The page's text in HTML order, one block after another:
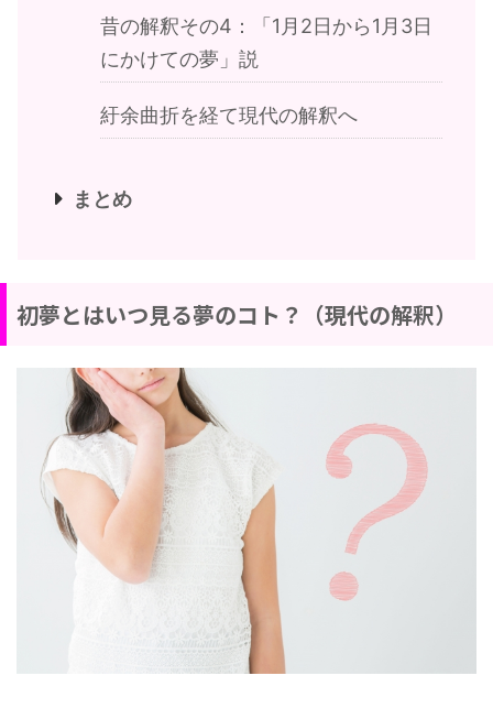
昔の解釈その4：「1月2日から1月3日
にかけての夢」説
紆余曲折を経て現代の解釈へ
まとめ
初夢とはいつ見る夢のコト？（現代の解釈）